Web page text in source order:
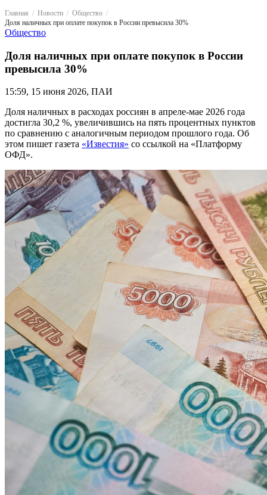
Главная Новости
Общество
Доля наличных при оплате покупок в России превысила 30%
Общество
Доля наличных при оплате покупок в России
превысила 30%
15:59, 15 июня 2026, ПАИ
Доля наличных в расходах россиян в апреле-мае 2026 года
достигла 30,2 %, увеличившись на пять процентных пунктов
по сравнению с аналогичным периодом прошлого года. Об
этом пишет газета «Известия» со ссылкой на «Платформу
ОФД».